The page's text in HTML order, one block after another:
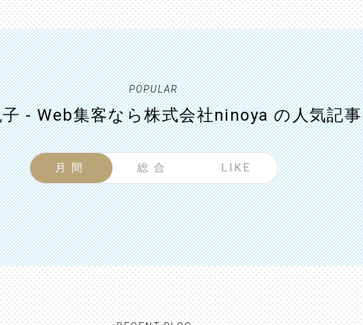
POPULAR
- Web集客なら株式会社ninoya の人気記事
月間 総合 LIKE